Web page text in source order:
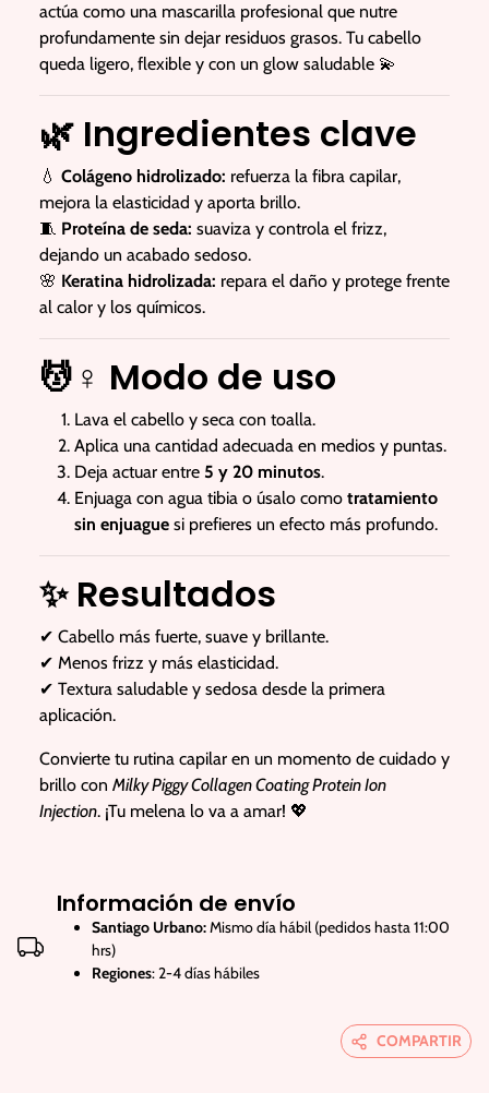
actúa como una mascarilla profesional que nutre
profundamente sin dejar residuos grasos. Tu cabello
queda ligero, flexible y con un glow saludable 💫
🌿 Ingredientes clave
💧 Colágeno hidrolizado: refuerza la fibra capilar,
mejora la elasticidad y aporta brillo.
🧵 Proteína de seda: suaviza y controla el frizz,
dejando un acabado sedoso.
🌸 Keratina hidrolizada: repara el daño y protege frente
al calor y los químicos.
💆♀️ Modo de uso
Lava el cabello y seca con toalla.
Aplica una cantidad adecuada en medios y puntas.
Deja actuar entre 5 y 20 minutos.
Enjuaga con agua tibia o úsalo como tratamiento
sin enjuague si prefieres un efecto más profundo.
✨ Resultados
✔ Cabello más fuerte, suave y brillante.
✔ Menos frizz y más elasticidad.
✔ Textura saludable y sedosa desde la primera
aplicación.
Convierte tu rutina capilar en un momento de cuidado y
brillo con Milky Piggy Collagen Coating Protein Ion
Injection. ¡Tu melena lo va a amar! 💖
Información de envío
Santiago Urbano:Mismo día hábil (pedidos hasta 11:00
hrs)
Regiones: 2-4 días hábiles
COMPARTIR